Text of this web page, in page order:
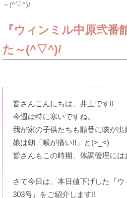
～(^▽^)/
『ウィンミル中原弐番
た～(^▽^)/
皆さんこんにちは、井上です!!
今週は特に寒いですね。
我が家の子供たちも順番に咳が出
娘は朝「喉が痛い!!」と(>_<)
皆さんもこの時期、体調管理に
さて今日は、本日値下げした『
303号』をご紹介します!!